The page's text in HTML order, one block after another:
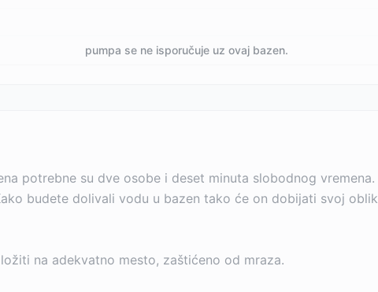
pumpa se ne isporučuje uz ovaj bazen.
potrebne su dve osobe i deset minuta slobodnog
budete dolivali vodu u bazen tako će on dobijati svoj
na adekvatno mesto, zaštićeno od mraza.